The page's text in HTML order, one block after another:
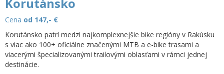
Korutánsko
Cena od 147,- €
Korutánsko patrí medzi najkomplexnejšie bike regióny v Rakúsku
s viac ako 100+ oficiálne značenými MTB a e-bike trasami a
viacerými špecializovanými trailovými oblasťami v rámci jednej
destinácie.